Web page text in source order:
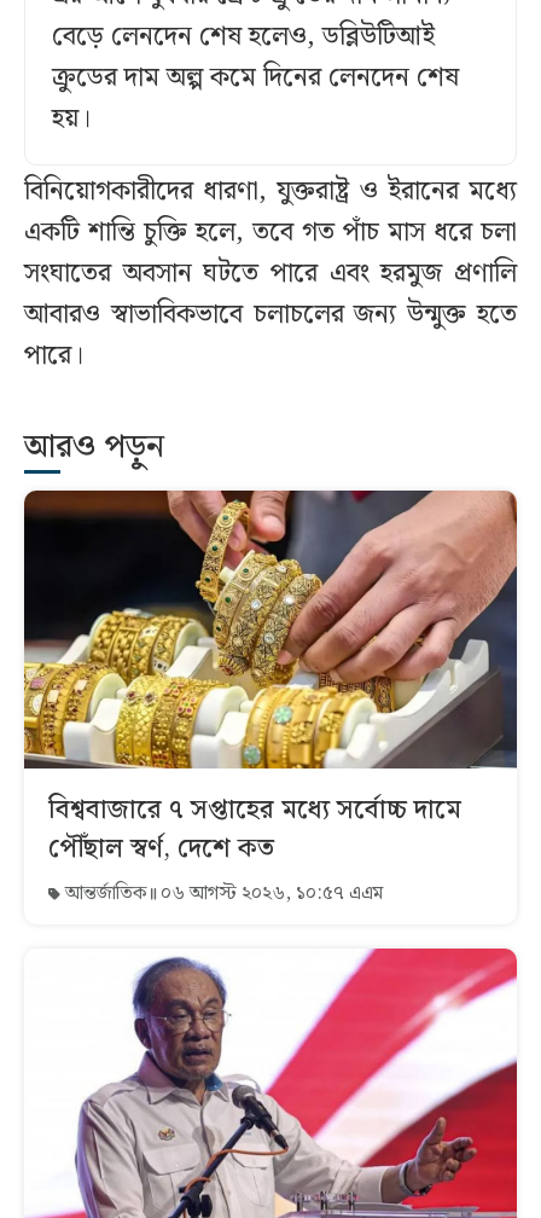
বেড়ে লেনদেন শেষ হলেও, ডব্লিউটিআই
ক্রুডের দাম অল্প কমে দিনের লেনদেন শেষ
হয়।
বিনিয়োগকারীদের ধারণা, যুক্তরাষ্ট্র ও ইরানের মধ্যে
একটি শান্তি চুক্তি হলে, তবে গত পাঁচ মাস ধরে চলা
সংঘাতের অবসান ঘটতে পারে এবং হরমুজ প্রণালি
আবারও স্বাভাবিকভাবে চলাচলের জন্য উন্মুক্ত হতে
পারে।
আরও পড়ুন
বিশ্ববাজারে ৭ সপ্তাহের মধ্যে সর্বোচ্চ দামে
পৌঁছাল স্বর্ণ, দেশে কত
আন্তর্জাতিক ০৬ আগস্ট ২০২৬, ১০:৫৭ এএম